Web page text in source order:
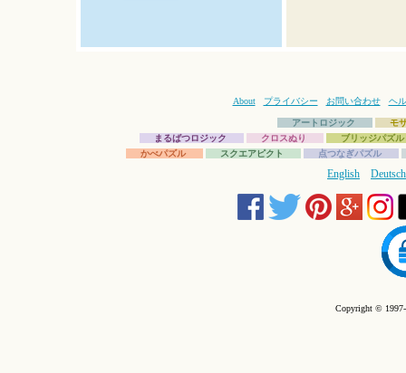
About プライバシー お問い合わせ ヘ
アートロジック
モ
まるばつロジック
クロスぬり
ブリッジパズル
かべパズル
スクエアピクト 点つなぎパズル
English Deutsch
Copyright ©